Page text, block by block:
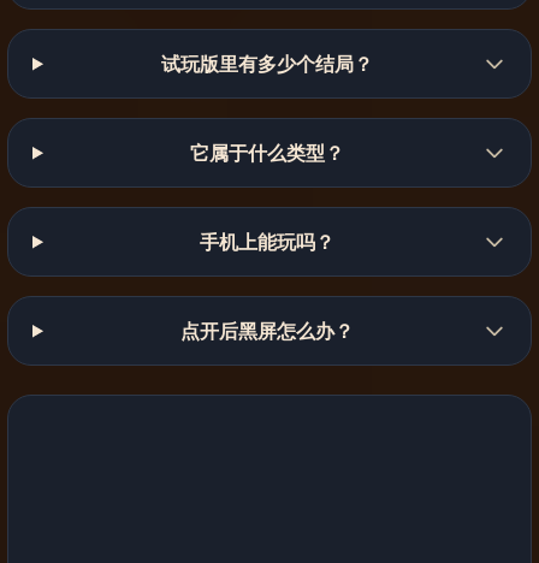
试玩版里有多少个结局？
它属于什么类型？
手机上能玩吗？
点开后黑屏怎么办？